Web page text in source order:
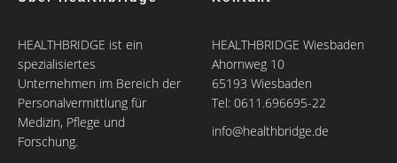
HEALTHBRIDGE ist ein
spezialisiertes
Unternehmen im Bereich der
Personalvermittlung für
Medizin, Pflege und
Forschung.
HEALTHBRIDGE Wiesbaden
Ahornweg 10
65193 Wiesbaden
Tel: 0611.696695-22
info@healthbridge.de